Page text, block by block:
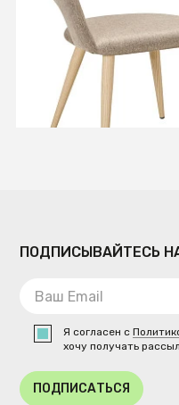
+3
В КОРЗИНУ
ПОДПИСЫВАЙТЕСЬ
Я согласен с
хочу получать
ПОДПИСАТЬСЯ